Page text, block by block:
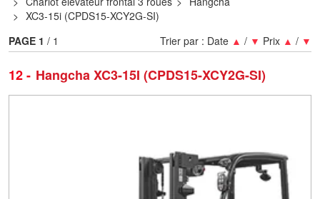
XC3-15i (CPDS15-XCY2G-SI)
12 Hangcha XC3-15I (CPDS15-XCY2G-SI)
Trier par : Date ▲ / ▼ Prix ▲ / ▼
PAGE 1 / 1